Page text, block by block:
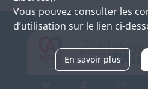
Vous pouvez consulter les
d’utilisation sur le lien ci-
En savoir plus